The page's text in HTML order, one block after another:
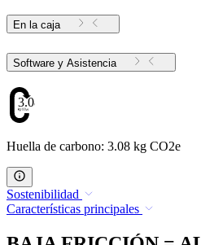
En la caja
Software y Asistencia
3.08
Huella de carbono: 3.08 kg CO2e
Sostenibilidad
Características principales